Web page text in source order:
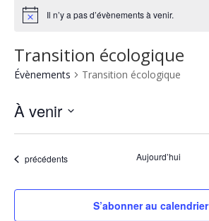
Notice Il n’y a pas d’évènements à venir.
Transition écologique
Évènements Transition écologique
À venir
date.Évènements
précédents Aujourd’hui
S’abonner au calendrier